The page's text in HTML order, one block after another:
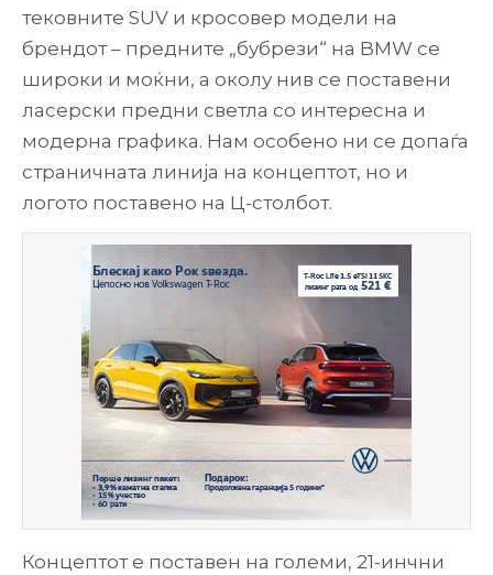
тековните SUV и кросовер модели на
брендот – предните „бубрези“ на BMW се
широки и моќни, а околу нив се поставени
ласерски предни светла со интересна и
модерна графика. Нам особено ни се допаѓа
страничната линија на концептот, но и
логото поставено на Ц-столбот.
Концептот е поставен на големи, 21-инчни